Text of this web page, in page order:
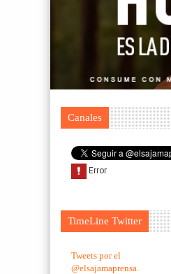
Canales
TimeLine Twitter
Tweets por el
@elsajamaprensa.